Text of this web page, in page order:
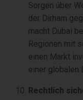
Sorgen über
der Dirham
macht Dubai
Regionen mit
einen Markt
einer globalen
Rechtlich